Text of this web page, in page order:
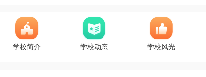
学校简介 学校动态 学校风光